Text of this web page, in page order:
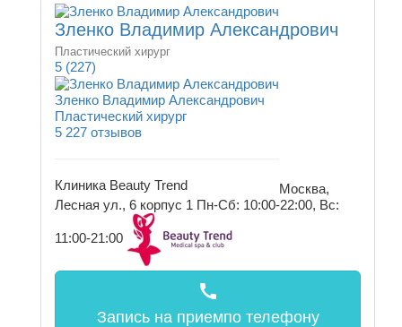
Зленко Владимир Александрович
Пластический хирург
5 (227)
Зленко Владимир Александрович
Пластический хирург
5 227 отзывов
Клиника Beauty Trend
Москва,
Лесная ул., 6 корпус 1 Пн-Сб: 10:00-22:00, Вс:
11:00-21:00
call
Запись на приемпо телефону